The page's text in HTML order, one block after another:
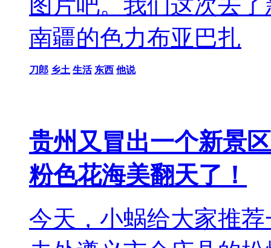
南疆的色力布亚巴扎
刀郎 乡土 生活 东西 他说
贵州又冒出一个新景
粉色花海美翻天了！
今天，小蜗给大家推